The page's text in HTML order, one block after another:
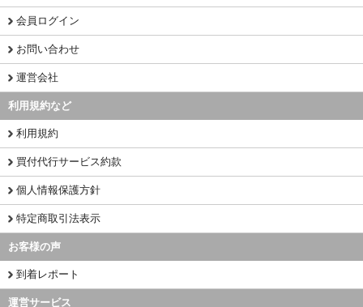
会員ログイン
お問い合わせ
運営会社
利用規約など
利用規約
買付代行サービス約款
個人情報保護方針
特定商取引法表示
お客様の声
到着レポート
運営サービス